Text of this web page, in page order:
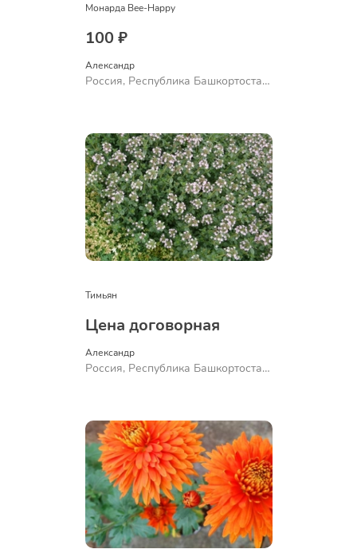
Монарда Bee-Happy
100 ₽
Александр
Россия, Республика Башкортостан,
Тимьян
Цена договорная
Александр
Россия, Республика Башкортостан,